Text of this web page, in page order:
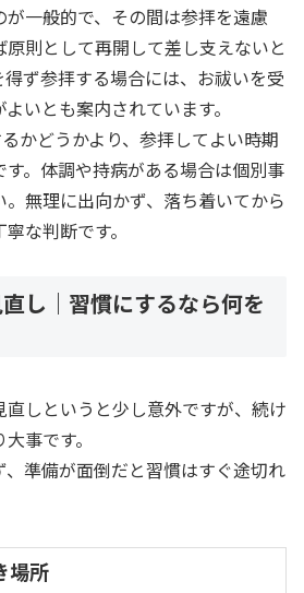
一般的で、その間は参拝を遠慮
則として再開して差し支えないと
ず参拝する場合には、お祓いを受
いとも案内されています。
かどうかより、参拝してよい時期
。体調や持病がある場合は個別事
無理に出向かず、落ち着いてから
な判断です。
し｜習慣にするなら何を
しというと少し意外ですが、続け
事です。
準備が面倒だと習慣はすぐ途切れ
場所